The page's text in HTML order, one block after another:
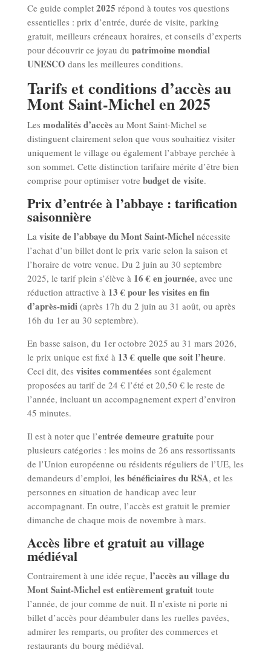
Ce guide complet 2025 répond à toutes vos questions
essentielles : prix d’entrée, durée de visite, parking
gratuit, meilleurs créneaux horaires, et conseils d’experts
pour découvrir ce joyau du patrimoine mondial
UNESCO dans les meilleures conditions.
Tarifs et conditions d’accès au
Mont Saint-Michel en 2025
Les modalités d’accèsau Mont Saint-Michel se
distinguent clairement selon que vous souhaitiez visiter
uniquement le village ou également l’abbaye perchée à
son sommet. Cette distinction tarifaire mérite d’être bien
comprise pour optimiser votre budget de visite.
Prix d’entrée à l’abbaye : tarification
saisonnière
La visite de l’abbaye du Mont Saint-Michel nécessite
l’achat d’un billet dont le prix varie selon la saison et
l’horaire de votre venue. Du 2 juin au 30 septembre
2025, le tarif plein s’élève à 16 € en journée, avec une
réduction attractive à 13 € pour les visites en fin
d’après-midi (après 17h du 2 juin au 31 août, ou après
16h du 1er au 30 septembre).
En basse saison, du 1er octobre 2025 au 31 mars 2026,
le prix unique est fixé à 13 € quelle que soit l’heure.
Ceci dit, des visites commentéessont également
proposées au tarif de 24 € l’été et 20,50 € le reste de
l’année, incluant un accompagnement expert d’environ
45 minutes.
Il est à noter que l’entrée demeure gratuite pour
plusieurs catégories : les moins de 26 ans ressortissants
de l’Union européenne ou résidents réguliers de l’UE, les
demandeurs d’emploi, les bénéficiaires du RSA, et les
personnes en situation de handicap avec leur
accompagnant. En outre, l’accès est gratuit le premier
dimanche de chaque mois de novembre à mars.
Accès libre et gratuit au village
médiéval
Contrairement à une idée reçue, l’accès au village du
Mont Saint-Michel est entièrement gratuittoute
l’année, de jour comme de nuit. Il n’existe ni porte ni
billet d’accès pour déambuler dans les ruelles pavées,
admirer les remparts, ou profiter des commerces et
restaurants du bourg médiéval.